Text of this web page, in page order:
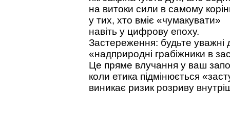
на витоки сили в самому
у тих, хто вміє «чумакувати»
навіть у цифрову епоху.
Застереження: будьте уважні
«надприродні грабіжники в
Це пряме влучання у ваш
коли етика підмінюється
виникає ризик розриву